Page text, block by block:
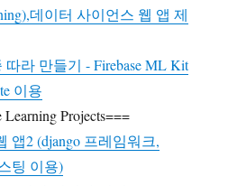
데이터 사이언스 웹 앱 제
라 만들기 - Firebase ML Kit
이용
Projects===
앱2 (django 프레임워크,
팅 이용)